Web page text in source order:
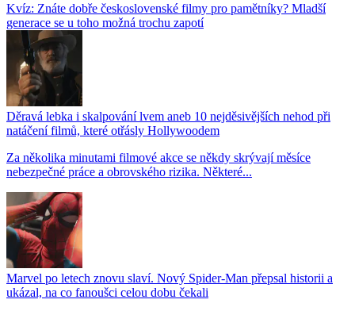
Kvíz: Znáte dobře československé filmy pro pamětníky? Mladší
generace se u toho možná trochu zapotí
Děravá lebka i skalpování lvem aneb 10 nejděsivějších nehod při
natáčení filmů, které otřásly Hollywoodem
Za několika minutami filmové akce se někdy skrývají měsíce
nebezpečné práce a obrovského rizika. Některé...
Marvel po letech znovu slaví. Nový Spider-Man přepsal historii a
ukázal, na co fanoušci celou dobu čekali